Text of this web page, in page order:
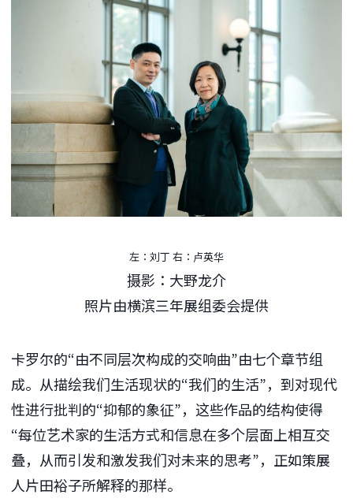
左：刘丁 右：卢英华
摄影：大野龙介
照片由横滨三年展组委会提供
卡罗尔的“由不同层次构成的交响曲”由七个章节组
成。从描绘我们生活现状的“我们的生活”，到对现代
性进行批判的“抑郁的象征”，这些作品的结构使得
“每位艺术家的生活方式和信息在多个层面上相互交
叠，从而引发和激发我们对未来的思考”，正如策展
人片田裕子所解释的那样。